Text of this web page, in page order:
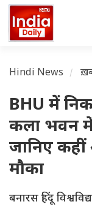
Hindi News
BHU में
कला भवन
जानिए
मौका
बनारस हिंदू